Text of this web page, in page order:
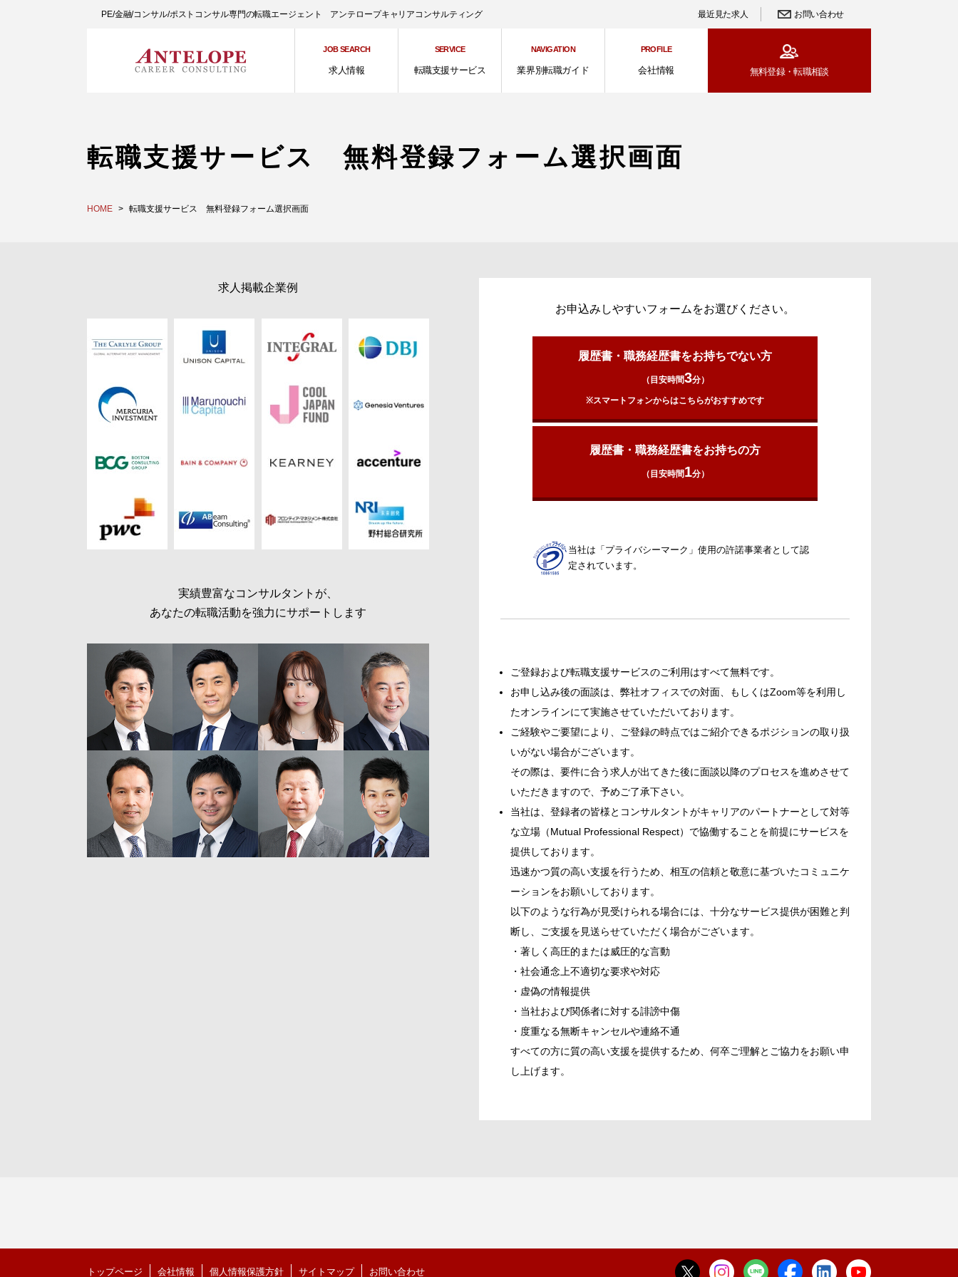
PE/金融/コンサル/ポストコンサル専門の転職エージェント アンテロープキャリアコンサルティング 最近見た求人 お問い合わせ
JOB SEARCH
求人情報
SERVICE
転職支援サービス
NAVIGATION
業界別転職ガイド
PROFILE
会社情報 無料登録・転職相談
転職支援サービス 無料登録フォーム選択画面
HOME 転職支援サービス 無料登録フォーム選択画面
求人掲載企業例
実績豊富なコンサルタントが、
あなたの転職活動を強力にサポートします
お申込みしやすいフォームをお選びください。
履歴書・職務経歴書をお持ちでない方
（目安時間3分）
※スマートフォンからはこちらがおすすめです
履歴書・職務経歴書をお持ちの方
（目安時間1分）
当社は「プライバシーマーク」使用の許諾事業者として認
定されています。
ご登録および転職支援サービスのご利用はすべて無料です。
お申し込み後の面談は、弊社オフィスでの対面、もしくはZoom等を利用し
たオンラインにて実施させていただいております。
ご経験やご要望により、ご登録の時点ではご紹介できるポジションの取り扱
いがない場合がございます。
その際は、要件に合う求人が出てきた後に面談以降のプロセスを進めさせて
いただきますので、予めご了承下さい。
当社は、登録者の皆様とコンサルタントがキャリアのパートナーとして対等
な立場（Mutual Professional Respect）で協働することを前提にサービスを
提供しております。
迅速かつ質の高い支援を行うため、相互の信頼と敬意に基づいたコミュニケ
ーションをお願いしております。
以下のような行為が見受けられる場合には、十分なサービス提供が困難と判
断し、ご支援を見送らせていただく場合がございます。
・著しく高圧的または威圧的な言動
・社会通念上不適切な要求や対応
・虚偽の情報提供
・当社および関係者に対する誹謗中傷
・度重なる無断キャンセルや連絡不通
すべての方に質の高い支援を提供するため、何卒ご理解とご協力をお願い申
し上げます。
トップページ 会社情報 個人情報保護方針 サイトマップ お問い合わせ